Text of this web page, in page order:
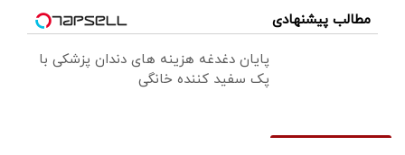
مطالب پیشنهادی
پایان دغدغه هزینه های دندان پزشکی با
پک سفید کننده خانگی